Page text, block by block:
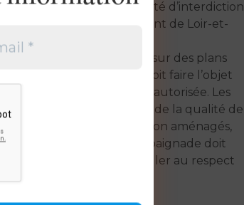
Pour rappel, un arrêté d’interdiction
outre, dans le département de Loir-et-
département sont situés sur des plans
tout site de baignade doit faire l’objet
être considérée comme autorisée. Les
que d’un suivi sanitaire de la qualité de
sites non autorisés et non aménagés,
d’interdiction de baignade doit
sur ces sites pour veiller au respect